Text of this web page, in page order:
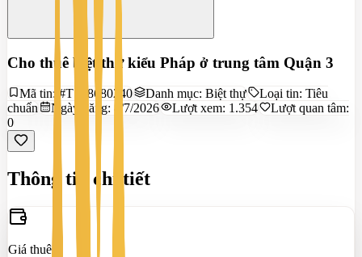
Cho thuê biệt thự kiểu Pháp ở trung tâm Quận 3
Mã tin: #TS18680240 Danh mục: Biệt thự Loại tin: Tiêu
chuẩn
Ngày đăng: 8/7/2026 Lượt xem: 1.354
Lượt quan tâm:
0
Thông tin chi tiết
Giá thuê